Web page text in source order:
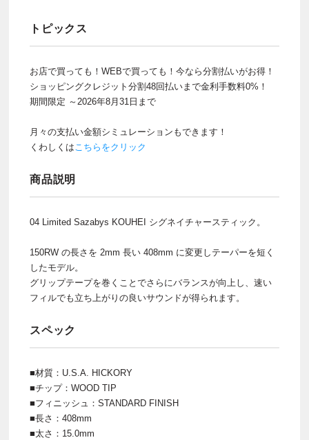
トピックス
お店で買っても！WEBで買っても！今なら分割払いがお得！
ショッピングクレジット分割48回払いまで金利手数料0%！
期間限定 ～2026年8月31日まで
月々の支払い金額シミュレーションもできます！
くわしくはこちらをクリック
商品説明
04 Limited Sazabys KOUHEI シグネイチャースティック。
150RW の長さを 2mm 長い 408mm に変更しテーパーを短く
したモデル。
グリップテープを巻くことでさらにバランスが向上し、速い
フィルでも立ち上がりの良いサウンドが得られます。
スペック
■材質：U.S.A. HICKORY
■チップ：WOOD TIP
■フィニッシュ：STANDARD FINISH
■長さ：408mm
■太さ：15.0mm